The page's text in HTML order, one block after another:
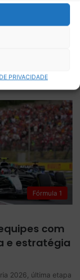
PRIVACIDADE
última etapa antes
do
Fórmula 1
com
e estratégia
2026, última etapa